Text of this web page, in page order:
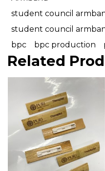
student council
student council
bpc
bpc production
Related